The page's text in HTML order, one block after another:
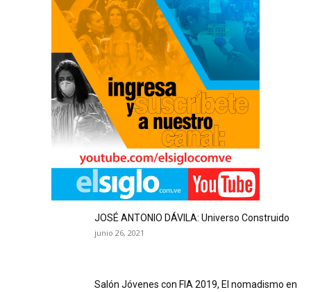
JOSÉ ANTONIO DÁVILA: Universo Construido
junio 26, 2021
Salón Jóvenes con FIA 2019, El nomadismo en